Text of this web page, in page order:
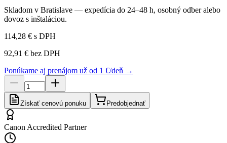
Skladom v Bratislave — expedícia do 24–48 h, osobný odber alebo
dovoz s inštaláciou.
114,28 € s DPH
92,91 € bez DPH
Ponúkame aj prenájom už od 1 €/deň →
Získať cenovú ponuku Predobjednať
Canon Accredited Partner